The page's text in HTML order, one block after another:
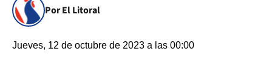
Por El Litoral
Jueves, 12 de octubre de 2023 a las 00:00